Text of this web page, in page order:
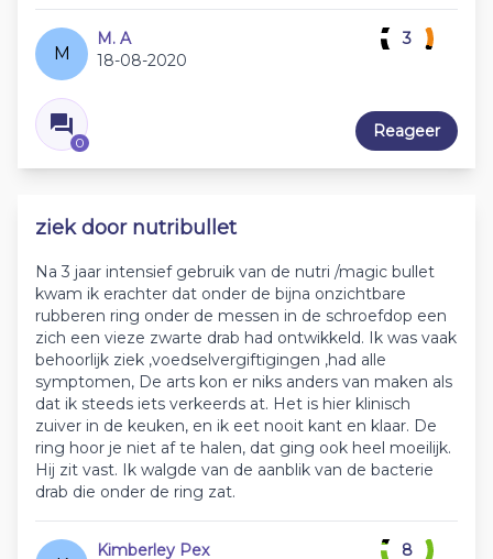
M
M. A
18-08-2020
0
3
Reageer
ziek door nutribullet
Na 3 jaar intensief gebruik van de nutri /magic bullet
kwam ik erachter dat onder de bijna onzichtbare
rubberen ring onder de messen in de schroefdop een
zich een vieze zwarte drab had ontwikkeld. Ik was vaak
behoorlijk ziek ,voedselvergiftigingen ,had alle
symptomen, De arts kon er niks anders van maken als
dat ik steeds iets verkeerds at. Het is hier klinisch
zuiver in de keuken, en ik eet nooit kant en klaar. De
ring hoor je niet af te halen, dat ging ook heel moeilijk.
Hij zit vast. Ik walgde van de aanblik van de bacterie
drab die onder de ring zat.
Kimberley Pex
8